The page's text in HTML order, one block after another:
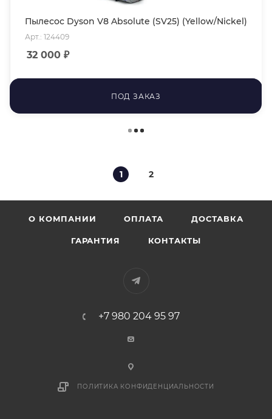
Пылесос Dyson V8 Absolute (SV25) (Yellow/Nickel)
Арт.: 124409
32 000 ₽
ПОД ЗАКАЗ
1 2
О КОМПАНИИ ОПЛАТА ДОСТАВКА
ГАРАНТИЯ КОНТАКТЫ
+7 980 204 95 97
ПОЛИТИКА КОНФИДЕНЦИАЛЬНОСТИ